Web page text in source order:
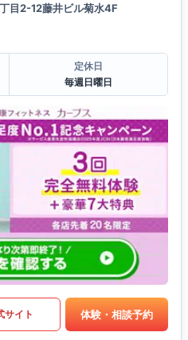
目2-12藤井ビル菊水4F
定休日
毎週日曜日
サイト 体験・相談予約